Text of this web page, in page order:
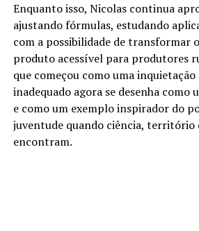
Enquanto isso, Nicolas continua
ajustando fórmulas, estudando
com a possibilidade de transformar
produto acessível para produtores
que começou como uma
inadequado agora se desenha
e como um exemplo inspirador do
juventude quando ciência, território
encontram.